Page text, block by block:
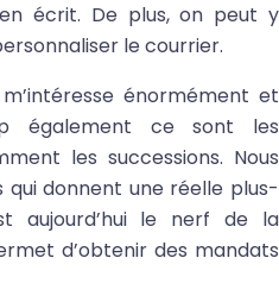
écrit. De plus, on peut y
le courrier.
énormément et
également ce sont les
les successions. Nous
qui donnent une réelle plus-
aujourd’hui le nerf de la
d’obtenir des mandats